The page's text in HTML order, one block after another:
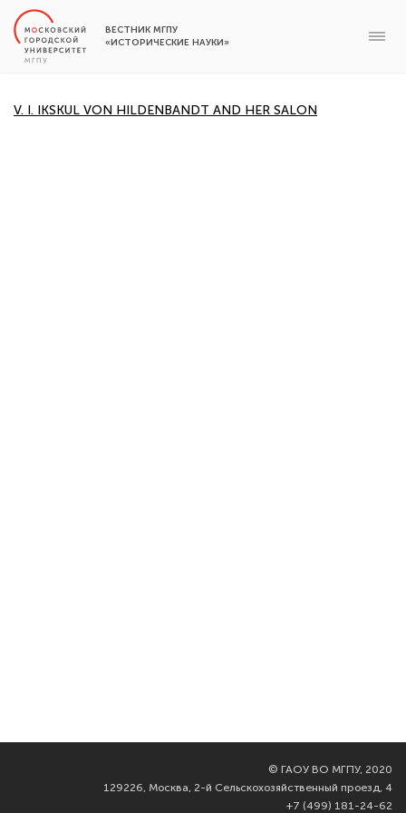
ВЕСТНИК МГПУ
«ИСТОРИЧЕСКИЕ НАУКИ»
V. I. IKSKUL VON HILDENBANDT AND HER SALON
© ГАОУ ВО МГПУ, 2020
129226, Москва, 2-й Сельскохозяйственный проезд, 4
+7 (499) 181-24-62